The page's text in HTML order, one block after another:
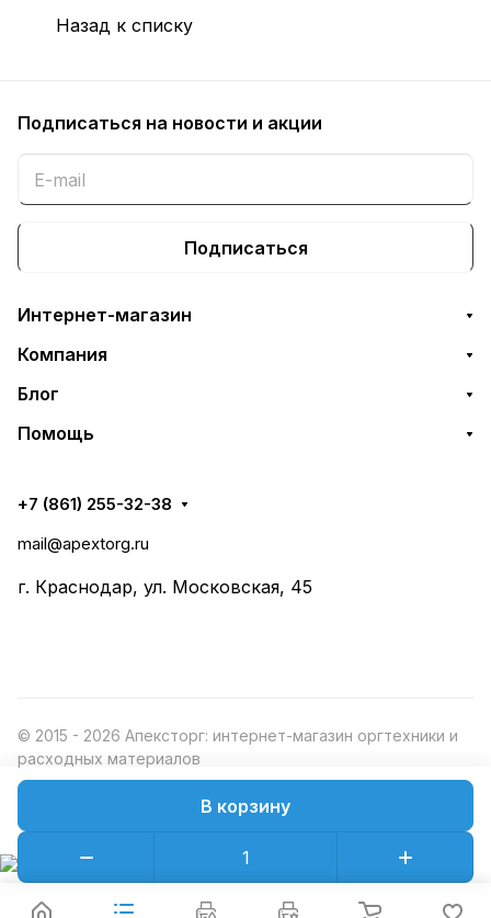
В корзину
Назад к списку
Подписаться на новости и акции
Подписаться
Интернет-магазин
Компания
Блог
Помощь
+7 (861) 255-32-38
mail@apextorg.ru
г. Краснодар, ул. Московская, 45
© 2015 - 2026 Апексторг: интернет-магазин оргтехники и
расходных материалов
Конфиденциальность